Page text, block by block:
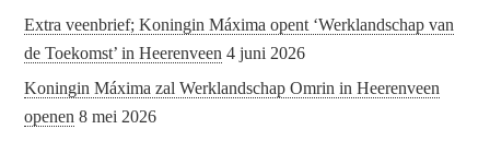
Extra veenbrief; Koningin Máxima opent ‘Werklandschap van
de Toekomst’ in Heerenveen 4 juni 2026
Koningin Máxima zal Werklandschap Omrin in Heerenveen
openen 8 mei 2026